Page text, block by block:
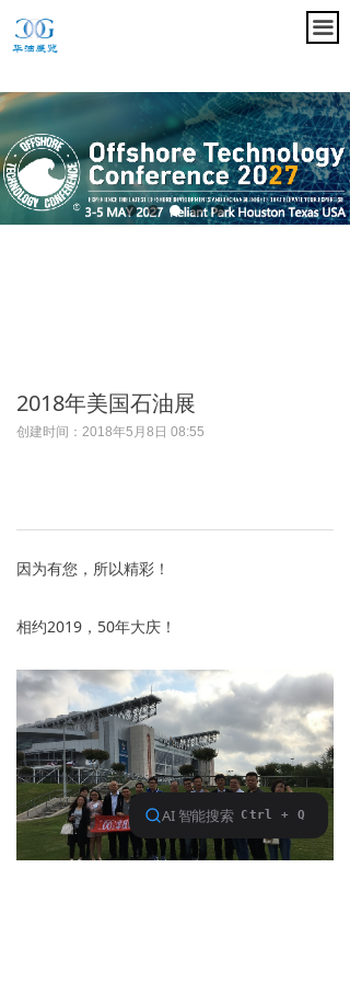
끀
2018年美国石油展
创建时间： 2018年5月8日 08:55
因为有您，所以精彩！
相约2019，50年大庆！